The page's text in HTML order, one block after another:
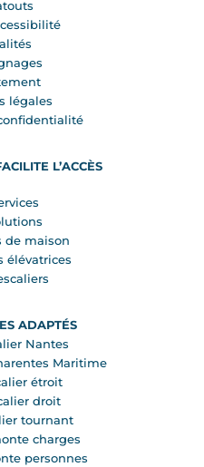
légales
L’ACCÈS
de maison
élévatrices
ADAPTÉS
Nantes
Maritime
étroit
droit
tournant
charges
personnes